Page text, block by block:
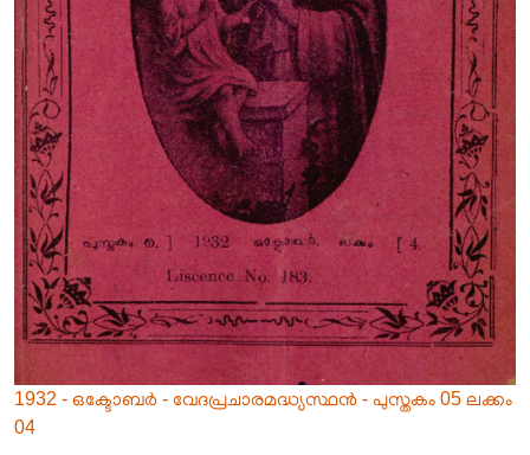
1932 - ഒക്ടോബർ - വേദപ്രചാരമദ്ധ്യസ്ഥൻ - പുസ്തകം 05 ലക്കം
04